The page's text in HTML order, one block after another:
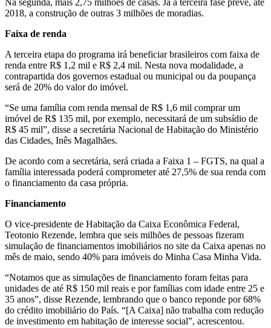
2018, a construção de outras 3 milhões de moradias.
Faixa de renda
A terceira etapa do programa irá beneficiar brasileiros com faixa de
renda entre R$ 1,2 mil e R$ 2,4 mil. Nesta nova modalidade, a
contrapartida dos governos estadual ou municipal ou da poupança
será de 20% do valor do imóvel.
“Se uma família com renda mensal de R$ 1,6 mil comprar um
imóvel de R$ 135 mil, por exemplo, necessitará de um subsídio de
R$ 45 mil”, disse a secretária Nacional de Habitação do Ministério
das Cidades, Inês Magalhães.
De acordo com a secretária, será criada a Faixa 1 – FGTS, na qual a
família interessada poderá comprometer até 27,5% de sua renda com
o financiamento da casa própria.
Financiamento
O vice-presidente de Habitação da Caixa Econômica Federal,
Teotonio Rezende, lembra que seis milhões de pessoas fizeram
simulação de financiamentos imobiliários no site da Caixa apenas no
mês de maio, sendo 40% para imóveis do Minha Casa Minha Vida.
“Notamos que as simulações de financiamento foram feitas para
unidades de até R$ 150 mil reais e por famílias com idade entre 25 e
35 anos”, disse Rezende, lembrando que o banco reponde por 68%
do crédito imobiliário do País. “[A Caixa] não trabalha com redução
de investimento em habitação de interesse social”, acrescentou.